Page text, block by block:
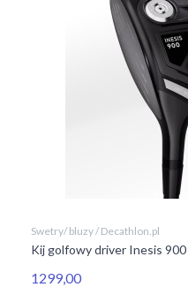
Swetry/ bluzy / Decathlon.pl
Kij golfowy driver Inesis
1299,00